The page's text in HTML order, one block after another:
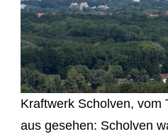
Kraftwerk Scholven, vom
aus gesehen: Scholven